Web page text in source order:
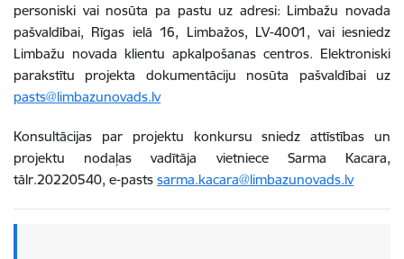
personiski vai nosūta pa pastu uz adresi: Limbažu novada
pašvaldībai, Rīgas ielā 16, Limbažos, LV-4001, vai iesniedz
Limbažu novada klientu apkalpošanas centros. Elektroniski
parakstītu projekta dokumentāciju nosūta pašvaldībai uz
pasts@limbazunovads.lv
Konsultācijas par projektu konkursu sniedz attīstības un
projektu nodaļas vadītāja vietniece Sarma Kacara,
tālr.20220540, e-pasts sarma.kacara@limbazunovads.lv